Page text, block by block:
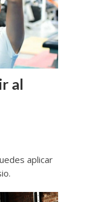
al
aplicar